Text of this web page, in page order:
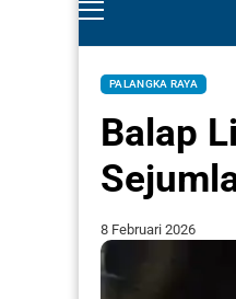
PALANGKA RAYA
Balap
8 Februari 2026